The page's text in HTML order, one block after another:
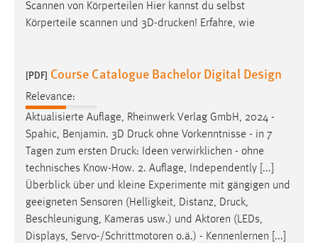
Scannen von Körperteilen Hier kannst du selbst
Körperteile scannen und 3D-drucken! Erfahre, wie
[PDF] Course Catalogue Bachelor Digital Design
Relevance:
Aktualisierte Auflage, Rheinwerk Verlag GmbH, 2024 -
Spahic, Benjamin. 3D Druck ohne Vorkenntnisse - in 7
Tagen zum ersten Druck: Ideen verwirklichen - ohne
technisches Know-How. 2. Auflage, Independently [...]
Überblick über und kleine Experimente mit gängigen und
geeigneten Sensoren (Helligkeit, Distanz, Druck,
Beschleunigung, Kameras usw.) und Aktoren (LEDs,
Displays, Servo-/Schrittmotoren o.ä.) - Kennenlernen [...]